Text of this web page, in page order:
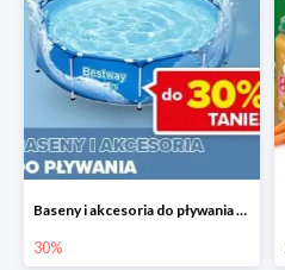
Baseny i akcesoria do pływania do -30%
30%